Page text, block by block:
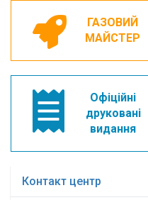
ГАЗОВИЙ
МАЙСТЕР
Офіційні
друковані
видання
Контакт центр